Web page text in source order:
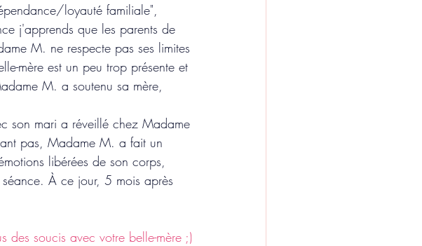
loyauté familiale",
j'apprends que les parents de
M. ne respecte pas ses limites
mère est un peu trop présente et
M. a soutenu sa mère,
son mari a réveillé chez Madame
pas, Madame M. a fait un
libérées de son corps,
À ce jour, 5 mois après
des soucis avec votre belle-mère ;)